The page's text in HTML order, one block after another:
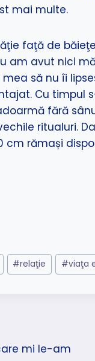
mai multe.
faţă de
am avut nici
să nu îi
Cu
fără
ritualuri.
rămași
#relaţie #viaţa
mi le-am